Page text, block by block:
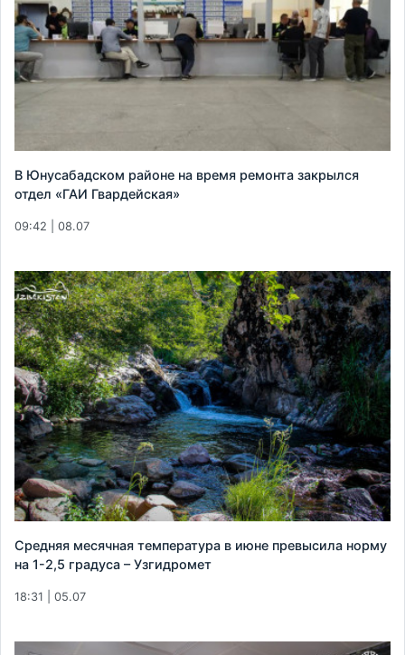
В Юнусабадском районе на время ремонта закрылся
отдел «ГАИ Гвардейская»
09:42 | 08.07
Средняя месячная температура в июне превысила норму
на 1-2,5 градуса – Узгидромет
18:31 | 05.07